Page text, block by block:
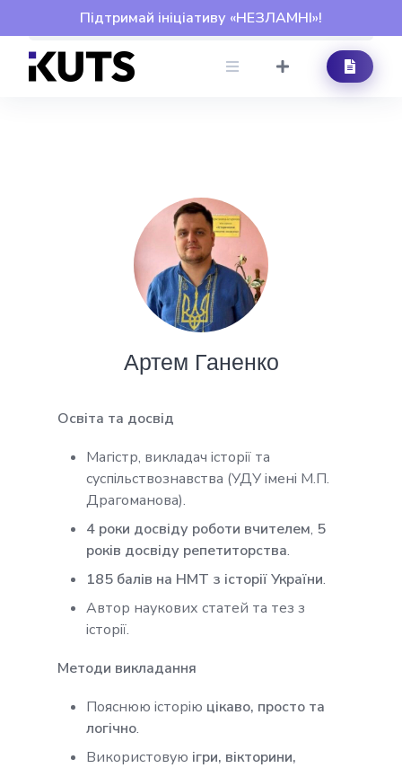
Підтримай ініціативу «НЕЗЛАМНІ»!
to
content
Артем Ганенко
Освіта та досвід
Магістр, викладач історії та
суспільствознавства (УДУ імені М.П.
Драгоманова).
4 роки досвіду роботи вчителем, 5
років досвіду репетиторства.
185 балів на НМТ з історії України.
Автор наукових статей та тез з
історії.
Методи викладання
Пояснюю історію цікаво, просто та
логічно.
Використовую ігри, вікторини,